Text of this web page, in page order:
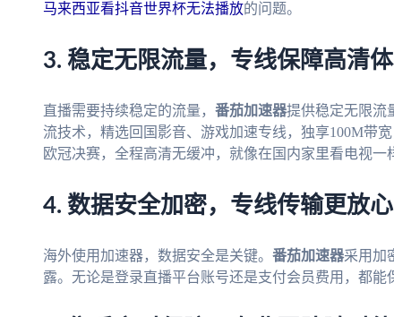
马来西亚看抖音世界杯无法播放的问题。
3. 稳定无限流量，专线保障高清
直播需要持续稳定的流量， 番茄加速器提供稳定无限流
流技术，精选回国影音、游戏加速专线，独享100M带
欧冠决赛，全程高清无缓冲，就像在国内家里看电视一
4. 数据安全加密，专线传输更放心
海外使用加速器，数据安全是关键。 番茄加速器采用加
露。无论是登录直播平台账号还是支付会员费用，都能